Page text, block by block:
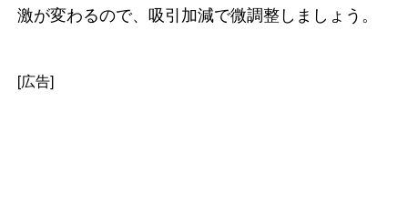
激が変わるので、吸引加減で微調整しましょう。
[広告]